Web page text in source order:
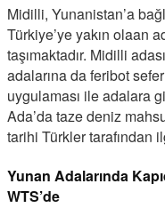
Midilli, Yunanistan’a
Türkiye’ye yakın olaan
taşımaktadır. Midilli
adalarına da feribot
uygulaması ile adalara
Ada’da taze deniz
tarihi Türkler tarafından
Yunan Adalarında
WTS’de